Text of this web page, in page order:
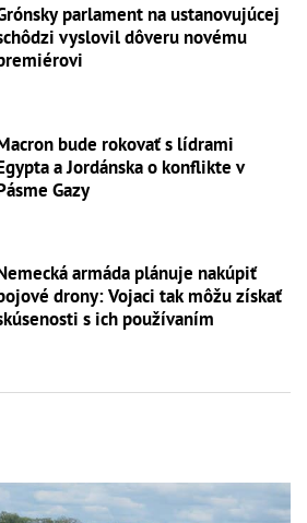
parlament na ustanovujúcej
vyslovil dôveru novému
bude rokovať s lídrami
a Jordánska o konflikte v
Gazy
armáda plánuje nakúpiť
drony: Vojaci tak môžu získať
s ich používaním